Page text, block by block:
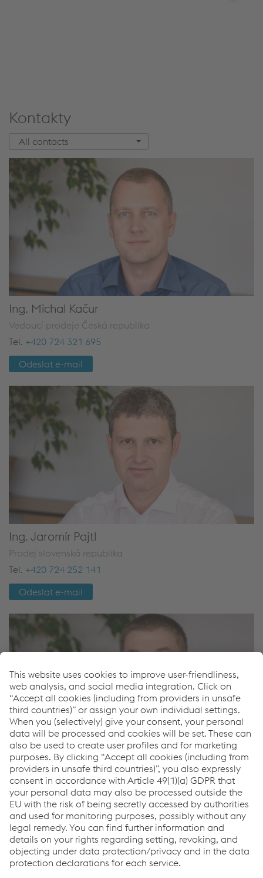
Kontakty
All contacts
Ing. Michal Kačur
Vedoucí prodeje Česká republika
Tel. +420 724 321 695
Odeslat e-mail
Ing. Jaromír Pajtl
Prodej slovenská republika
Tel. +420 724 252 141
Odeslat e-mail
Krzysztof Gajewski
Prodej Polsko
Tel.+48 71 780 43 51
Odeslat e-mail